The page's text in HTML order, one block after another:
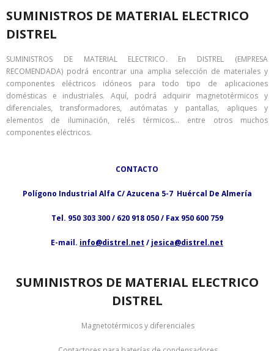
SUMINISTROS DE MATERIAL ELECTRICO
DISTREL
SUMINISTROS DE MATERIAL ELECTRICO. En DISTREL (EMPRESA
RECOMENDADA) podrá encontrar una amplia selección de materiales y
componentes eléctricos idóneos para todo tipo de aplicaciones
domésticas e industriales. Aquí, podrá adquirir magnetotérmicos y
diferenciales, transformadores, autómatas y pantallas, apliques y
elementos de iluminación, relés térmicos… entre otros muchos
componentes eléctricos.
CONTACTO
Polígono Industrial Alfa C/ Azucena 5-7 Huércal De Almería
Tel. 950 303 300 / 620 918 050 / Fax 950 600 759
E-mail. info@distrel.net / jesica@distrel.net
SUMINISTROS DE MATERIAL ELECTRICO
DISTREL
Magnetotérmicos y diferenciales